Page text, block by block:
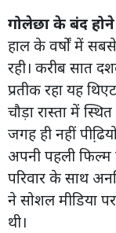
गोलेछा के बंद होने
हाल के वर्षों में
रही। करीब सात
प्रतीक रहा यह
चौड़ा रास्ता में
जगह ही नहीं
अपनी पहली फिल्म
परिवार के साथ
ने सोशल मीडिया
थी।